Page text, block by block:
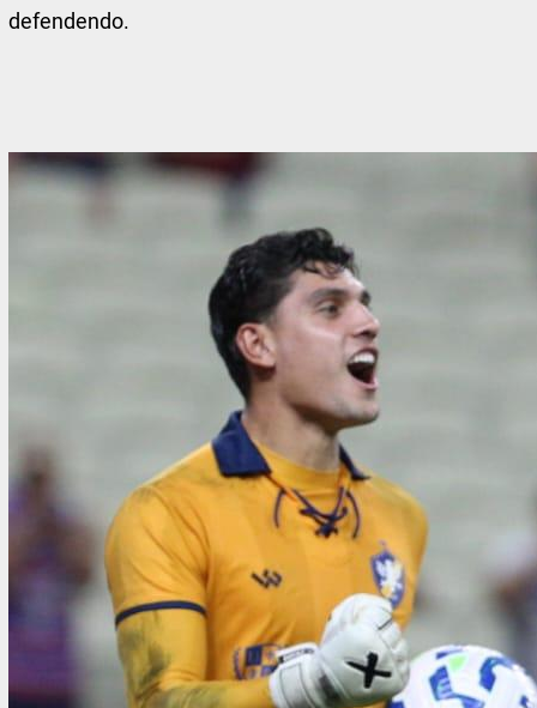
defendendo.